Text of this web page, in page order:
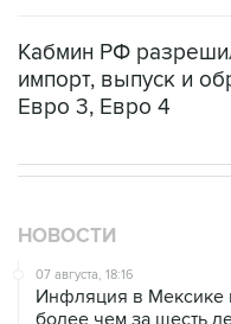
Кабмин РФ
импорт, выпуск и
Евро 3, Евро 4
НОВОСТИ
07 августа, 18:16
Инфляция в Мексике